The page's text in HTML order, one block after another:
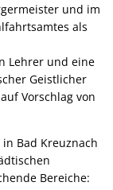
und im
als
Lehrer und eine
Geistlicher
Vorschlag von
Bad Kreuznach
Bereiche: